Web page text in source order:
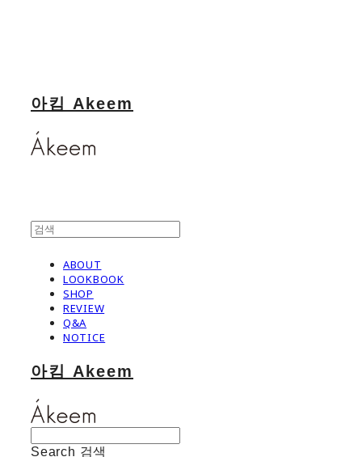
아킴 Akeem
ABOUT
LOOKBOOK
SHOP
REVIEW
Q&A
NOTICE
아킴 Akeem
Search 검색